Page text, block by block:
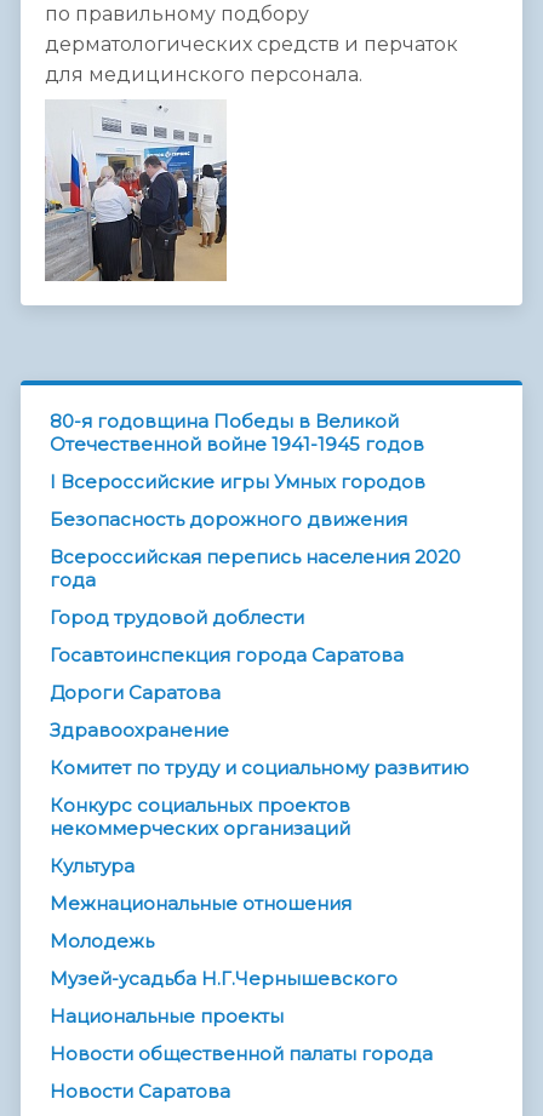
по правильному подбору
дерматологических средств и перчаток
для медицинского персонала.
80-я годовщина Победы в Великой
Отечественной войне 1941-1945 годов
I Всероссийские игры Умных городов
Безопасность дорожного движения
Всероссийская перепись населения 2020
года
Город трудовой доблести
Госавтоинспекция города Саратова
Дороги Саратова
Здравоохранение
Комитет по труду и социальному развитию
Конкурс социальных проектов
некоммерческих организаций
Культура
Межнациональные отношения
Молодежь
Музей-усадьба Н.Г.Чернышевского
Национальные проекты
Новости общественной палаты города
Новости Саратова